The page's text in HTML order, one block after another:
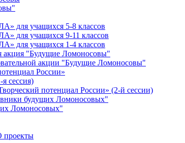
для учащихся 5-8 классов
для учащихся 9-11 классов
для учащихся 1-4 классов
акция "Будущие Ломоносовы"
акции "Будущие Ломоносовы"
России»
сессия)
потенциал России» (2-й сессии)
будущих Ломоносовых"
Ломоносовых"
проекты